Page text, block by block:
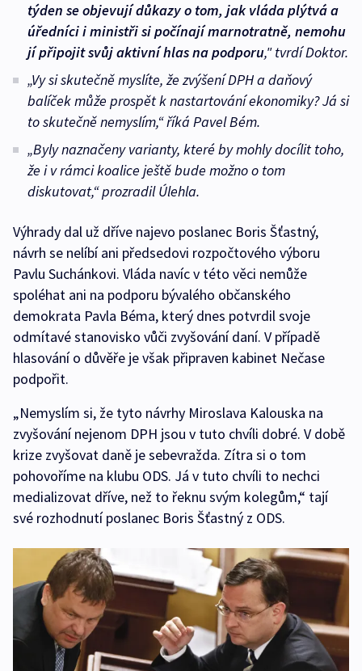
týden se objevují důkazy o tom, jak vláda plýtvá a
úředníci i ministři si počínají marnotratně, nemohu
jí připojit svůj aktivní hlas na podporu,"tvrdí Doktor.
„Vy si skutečně myslíte, že zvýšení DPH a daňový
balíček může prospět k nastartování ekonomiky? Já si
to skutečně nemyslím,“říká Pavel Bém.
„Byly naznačeny varianty, které by mohly docílit toho,
že i v rámci koalice ještě bude možno o tom
diskutovat,“ prozradil Úlehla.
Výhrady dal už dříve najevo poslanec Boris Šťastný,
návrh se nelíbí ani předsedovi rozpočtového výboru
Pavlu Suchánkovi. Vláda navíc v této věci nemůže
spoléhat ani na podporu bývalého občanského
demokrata Pavla Béma, který dnes potvrdil svoje
odmítavé stanovisko vůči zvyšování daní. V případě
hlasování o důvěře je však připraven kabinet Nečase
podpořit.
„Nemyslím si, že tyto návrhy Miroslava Kalouska na
zvyšování nejenom DPH jsou v tuto chvíli dobré. V době
krize zvyšovat daně je sebevražda. Zítra si o tom
pohovoříme na klubu ODS. Já v tuto chvíli to nechci
medializovat dříve, než to řeknu svým kolegům,“ tají
své rozhodnutí poslanec Boris Šťastný z ODS.